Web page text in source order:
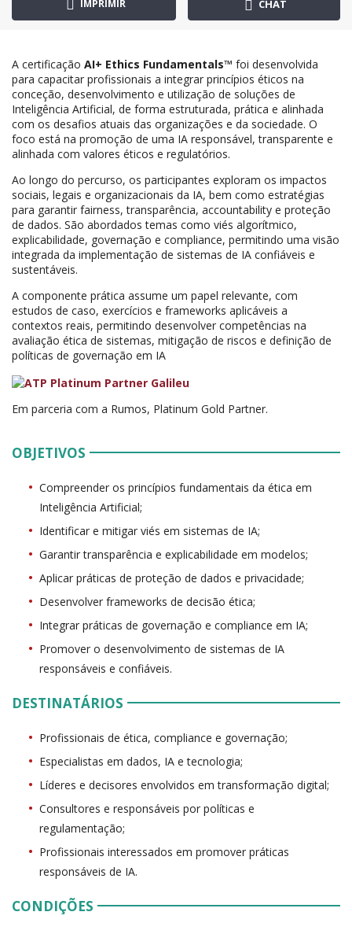
IMPRIMIR CHAT
A certificação AI+ Ethics Fundamentals™ foi desenvolvida
para capacitar profissionais a integrar princípios éticos na
conceção, desenvolvimento e utilização de soluções de
Inteligência Artificial, de forma estruturada, prática e alinhada
com os desafios atuais das organizações e da sociedade. O
foco está na promoção de uma IA responsável, transparente e
alinhada com valores éticos e regulatórios.
Ao longo do percurso, os participantes exploram os impactos
sociais, legais e organizacionais da IA, bem como estratégias
para garantir fairness, transparência, accountability e proteção
de dados. São abordados temas como viés algorítmico,
explicabilidade, governação e compliance, permitindo uma visão
integrada da implementação de sistemas de IA confiáveis e
sustentáveis.
A componente prática assume um papel relevante, com
estudos de caso, exercícios e frameworks aplicáveis a
contextos reais, permitindo desenvolver competências na
avaliação ética de sistemas, mitigação de riscos e definição de
políticas de governação em IA
Em parceria com a Rumos, Platinum Gold Partner.
OBJETIVOS
Compreender os princípios fundamentais da ética em
Inteligência Artificial;
Identificar e mitigar viés em sistemas de IA;
Garantir transparência e explicabilidade em modelos;
Aplicar práticas de proteção de dados e privacidade;
Desenvolver frameworks de decisão ética;
Integrar práticas de governação e compliance em IA;
Promover o desenvolvimento de sistemas de IA
responsáveis e confiáveis.
DESTINATÁRIOS
Profissionais de ética, compliance e governação;
Especialistas em dados, IA e tecnologia;
Líderes e decisores envolvidos em transformação digital;
Consultores e responsáveis por políticas e
regulamentação;
Profissionais interessados em promover práticas
responsáveis de IA.
CONDIÇÕES